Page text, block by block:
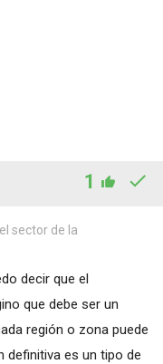
1
sector de la
decir que el
que debe ser un
región o zona puede
definitiva es un tipo de